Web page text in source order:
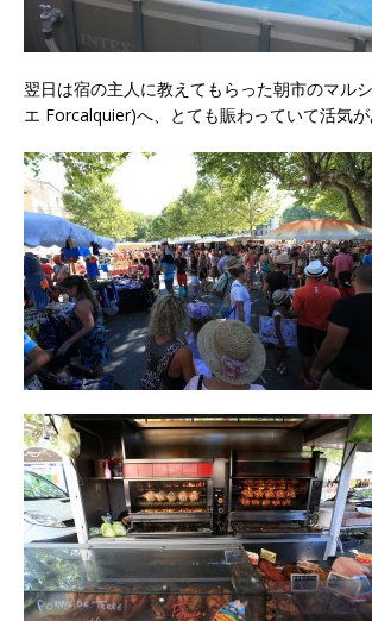
翌日は宿の主人に教えてもらった朝市のマル
エ Forcalquier)へ、とても賑わっていて活気が